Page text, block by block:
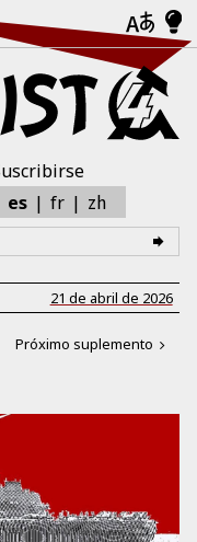
es fr zh
21 de abril de 2026
Próximo suplemento